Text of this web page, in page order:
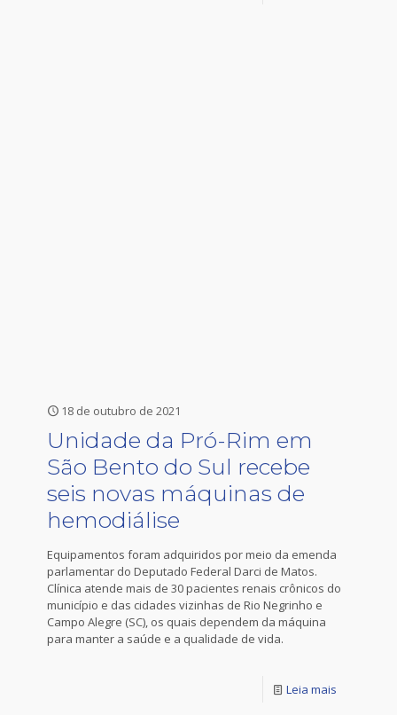
18 de outubro de 2021
Unidade da Pró-Rim em
São Bento do Sul recebe
seis novas máquinas de
hemodiálise
Equipamentos foram adquiridos por meio da emenda
parlamentar do Deputado Federal Darci de Matos.
Clínica atende mais de 30 pacientes renais crônicos do
município e das cidades vizinhas de Rio Negrinho e
Campo Alegre (SC), os quais dependem da máquina
para manter a saúde e a qualidade de vida.
Leia mais